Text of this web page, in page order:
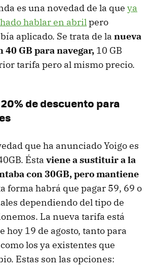
es una novedad de la que ya
hablar en abrilpero
aplicado. Se trata de la nueva
GB para navegar, 10 GB
tarifa pero al mismo precio.
de descuento para
que ha anunciado Yoigo es
Ésta viene a sustituir a la
con 30GB, pero mantiene
forma habrá que pagar 59, 69 o
dependiendo del tipo de
La nueva tarifa está
hoy 19 de agosto, tanto para
los ya existentes que
Estas son las opciones: